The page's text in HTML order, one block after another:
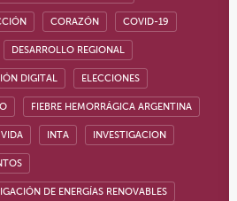
CORAZÓN COVID-19
DESARROLLO REGIONAL
DIGITAL ELECCIONES
FIEBRE HEMORRÁGICA ARGENTINA
INTA INVESTIGACION
DE ENERGÍAS RENOVABLES